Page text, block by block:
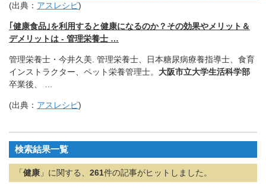
(出典： アスレシピ)
｢健康食品｣を利用すると健康になるのか？その効果やメリット＆
デメリットは - 管理栄養士 …
管理栄養士・今井久美. 管理栄養士、日本糖尿病療養指導士、食育
インストラクター、 ペット栄養管理士。 大阪市立大学生活科学部
卒業後、 …
(出典： アスレシピ)
検索結果一覧
「 健康 」に関する、 261件の記事がヒットしました。